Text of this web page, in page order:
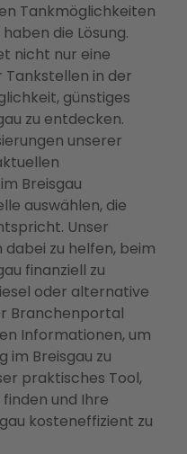
Tankmöglichkeiten
die Lösung.
nicht nur eine
in der
günstiges
zu entdecken.
unserer
Breisgau
auswählen, die
Unser
dabei zu helfen, beim
finanziell zu
oder alternative
Branchenportal
Informationen, um
im Breisgau zu
praktisches Tool,
und Ihre
kosteneffizient zu